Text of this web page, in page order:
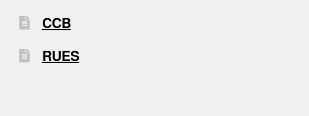
CCB
RUES